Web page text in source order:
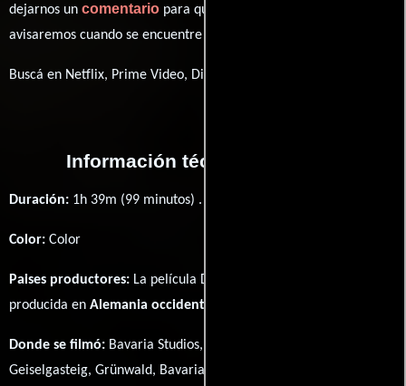
dejarnos un comentario para que le demos prioridad y te
avisaremos cuando se encuentre disponible
Buscá en Netflix, Prime Video, Disney+
Información técnica y general
Duración: 1h 39m (99 minutos) .
Color: Color
Paises productores: La película Das Wirtshaus im Spessart fué
producida en Alemania occidental
Donde se filmó: Bavaria Studios, Bavariafilmplatz 7,
Geiselgasteig, Grünwald, Bavaria, Germany, Castle Mespelbrunn,